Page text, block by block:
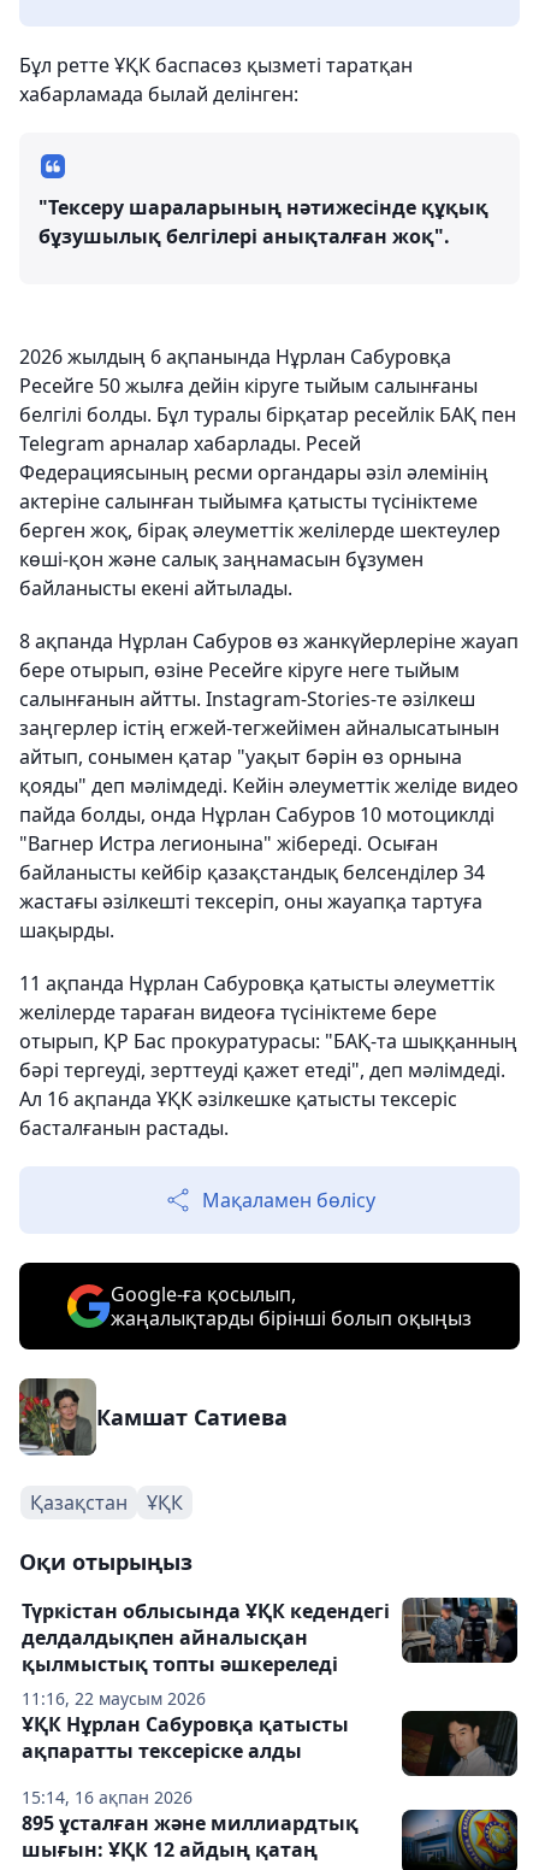
Бұл ретте ҰҚК баспасөз қызметі таратқан
хабарламада былай делінген:
"Тексеру шараларының нәтижесінде құқық
бұзушылық белгілері анықталған жоқ".
2026 жылдың 6 ақпанында Нұрлан Сабуровқа
Ресейге 50 жылға дейін кіруге тыйым салынғаны
белгілі болды. Бұл туралы бірқатар ресейлік БАҚ пен
Telegram арналар хабарлады. Ресей
Федерациясының ресми органдары әзіл әлемінің
актеріне салынған тыйымға қатысты түсініктеме
берген жоқ, бірақ әлеуметтік желілерде шектеулер
көші-қон және салық заңнамасын бұзумен
байланысты екені айтылады.
8 ақпанда Нұрлан Сабуров өз жанкүйерлеріне жауап
бере отырып, өзіне Ресейге кіруге неге тыйым
салынғанын айтты. Instagram-Stories-те әзілкеш
заңгерлер істің егжей-тегжейімен айналысатынын
айтып, сонымен қатар "уақыт бәрін өз орнына
қояды" деп мәлімдеді. Кейін әлеуметтік желіде видео
пайда болды, онда Нұрлан Сабуров 10 мотоциклді
"Вагнер Истра легионына" жібереді. Осыған
байланысты кейбір қазақстандық белсенділер 34
жастағы әзілкешті тексеріп, оны жауапқа тартуға
шақырды.
11 ақпанда Нұрлан Сабуровқа қатысты әлеуметтік
желілерде тараған видеоға түсініктеме бере
отырып, ҚР Бас прокуратурасы: "БАҚ-та шыққанның
бәрі тергеуді, зерттеуді қажет етеді", деп мәлімдеді.
Ал 16 ақпанда ҰҚК әзілкешке қатысты тексеріс
басталғанын растады.
Мақаламен бөлісу
Google-ға қосылып,
жаңалықтарды бірінші болып оқыңыз
Камшат Сатиева
Қазақстан ҰҚК
Оқи отырыңыз
11:16, 22 маусым 2026
Түркістан облысында ҰҚК кедендегі
делдалдықпен айналысқан
қылмыстық топты әшкереледі
15:14, 16 ақпан 2026
ҰҚК Нұрлан Сабуровқа қатысты
ақпаратты тексеріске алды
895 ұсталған және миллиардтық
шығын: ҰҚК 12 айдың қатаң